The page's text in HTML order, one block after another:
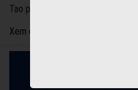
Tạo proejct với .NET 5 và Clean
Xem chi tiết